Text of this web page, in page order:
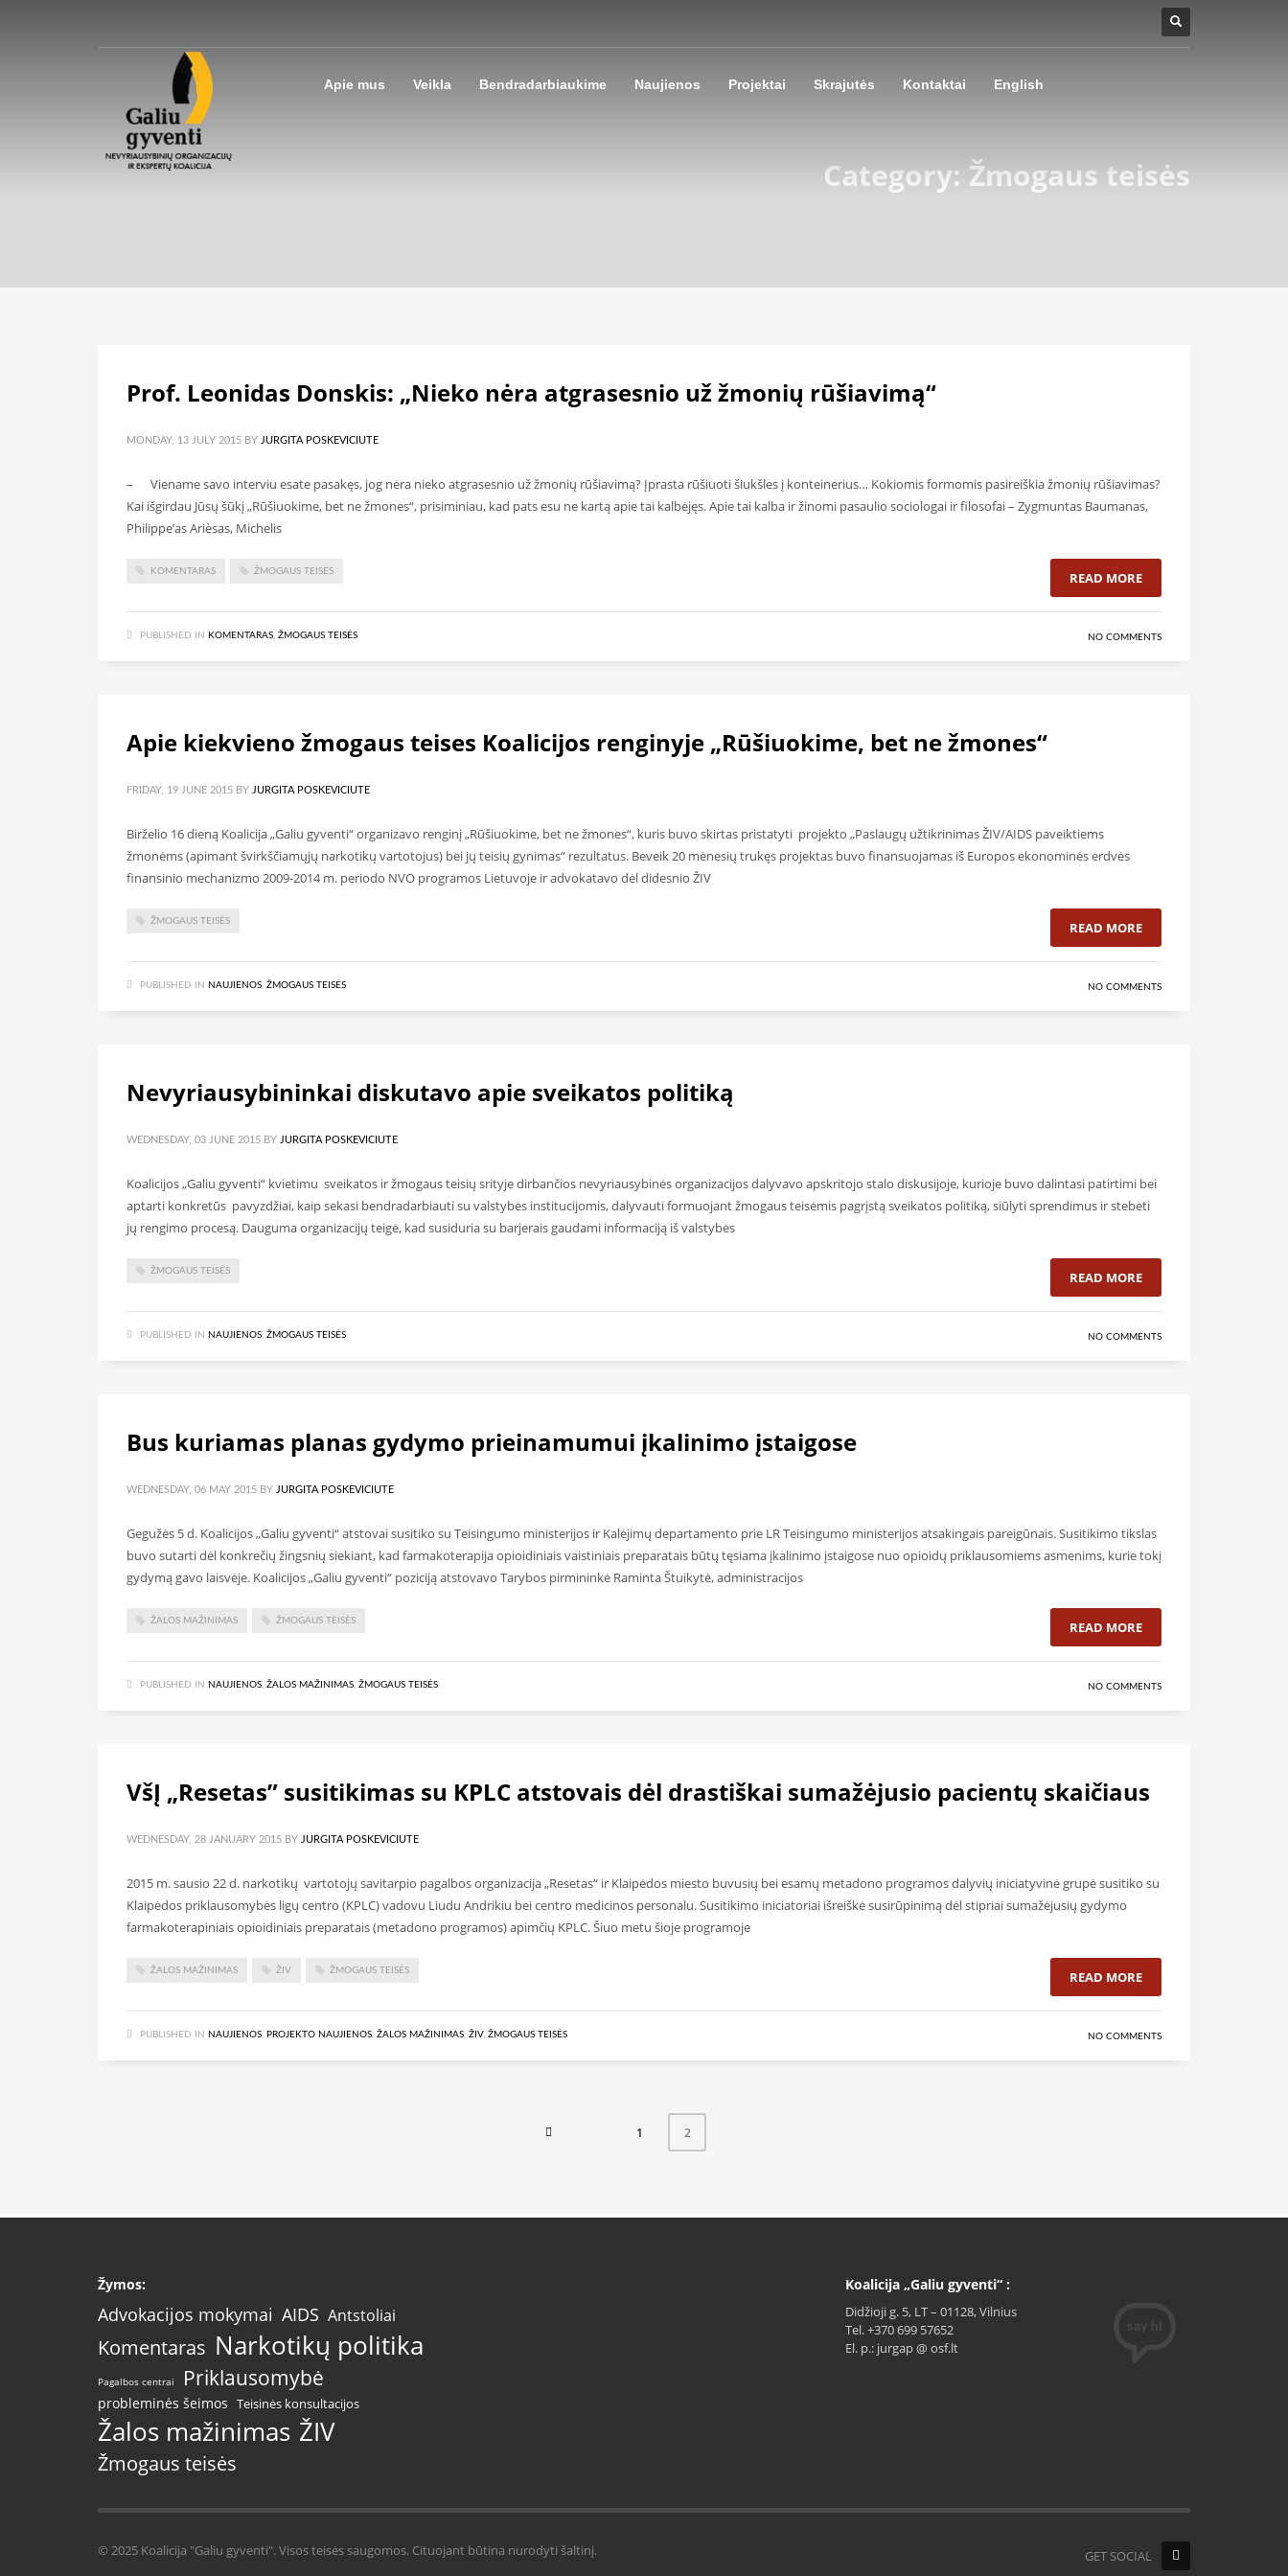
Apie mus Veikla Bendradarbiaukime Naujienos Projektai Skrajutės Kontaktai English
Category: Žmogaus teisės
Prof. Leonidas Donskis: „Nieko nėra atgrasesnio už žmonių rūšiavimą“
MONDAY, 13 JULY 2015 BY JURGITA POSKEVICIUTE
– Viename savo interviu esate pasakęs, jog nėra nieko atgrasesnio už žmonių rūšiavimą? Įprasta rūšiuoti šiukšles į konteinerius… Kokiomis formomis pasireiškia žmonių rūšiavimas?
Kai išgirdau Jūsų šūkį „Rūšiuokime, bet ne žmones“, prisiminiau, kad pats esu ne kartą apie tai kalbėjęs. Apie tai kalba ir žinomi pasaulio sociologai ir filosofai – Zygmuntas Baumanas,
Philippe’as Arièsas, Michelis
KOMENTARAS ŽMOGAUS TEISĖS READ MORE
PUBLISHED IN KOMENTARAS, ŽMOGAUS TEISĖS NO COMMENTS
Apie kiekvieno žmogaus teises Koalicijos renginyje „Rūšiuokime, bet ne žmones“
FRIDAY, 19 JUNE 2015 BY JURGITA POSKEVICIUTE
Birželio 16 dieną Koalicija „Galiu gyventi“ organizavo renginį „Rūšiuokime, bet ne žmones“, kuris buvo skirtas pristatyti projekto „Paslaugų užtikrinimas ŽIV/AIDS paveiktiems
žmonėms (apimant švirkščiamųjų narkotikų vartotojus) bei jų teisių gynimas“ rezultatus. Beveik 20 mėnesių trukęs projektas buvo finansuojamas iš Europos ekonominės erdvės
finansinio mechanizmo 2009-2014 m. periodo NVO programos Lietuvoje ir advokatavo dėl didesnio ŽIV
ŽMOGAUS TEISĖS READ MORE
PUBLISHED IN NAUJIENOS, ŽMOGAUS TEISĖS NO COMMENTS
Nevyriausybininkai diskutavo apie sveikatos politiką
WEDNESDAY, 03 JUNE 2015 BY JURGITA POSKEVICIUTE
Koalicijos „Galiu gyventi“ kvietimu sveikatos ir žmogaus teisių srityje dirbančios nevyriausybinės organizacijos dalyvavo apskritojo stalo diskusijoje, kurioje buvo dalintasi patirtimi bei
aptarti konkretūs pavyzdžiai, kaip sekasi bendradarbiauti su valstybės institucijomis, dalyvauti formuojant žmogaus teisėmis pagrįstą sveikatos politiką, siūlyti sprendimus ir stebėti
jų rengimo procesą. Dauguma organizacijų teigė, kad susiduria su barjerais gaudami informaciją iš valstybės
ŽMOGAUS TEISĖS READ MORE
PUBLISHED IN NAUJIENOS, ŽMOGAUS TEISĖS NO COMMENTS
Bus kuriamas planas gydymo prieinamumui įkalinimo įstaigose
WEDNESDAY, 06 MAY 2015 BY JURGITA POSKEVICIUTE
Gegužės 5 d. Koalicijos „Galiu gyventi“ atstovai susitiko su Teisingumo ministerijos ir Kalėjimų departamento prie LR Teisingumo ministerijos atsakingais pareigūnais. Susitikimo tikslas
buvo sutarti dėl konkrečių žingsnių siekiant, kad farmakoterapija opioidiniais vaistiniais preparatais būtų tęsiama įkalinimo įstaigose nuo opioidų priklausomiems asmenims, kurie tokį
gydymą gavo laisvėje. Koalicijos „Galiu gyventi“ poziciją atstovavo Tarybos pirmininkė Raminta Štuikytė, administracijos
ŽALOS MAŽINIMAS ŽMOGAUS TEISĖS READ MORE
PUBLISHED IN NAUJIENOS, ŽALOS MAŽINIMAS, ŽMOGAUS TEISĖS NO COMMENTS
VšĮ „Resetas” susitikimas su KPLC atstovais dėl drastiškai sumažėjusio pacientų skaičiaus
WEDNESDAY, 28 JANUARY 2015 BY JURGITA POSKEVICIUTE
2015 m. sausio 22 d. narkotikų vartotojų savitarpio pagalbos organizacija „Resetas“ ir Klaipėdos miesto buvusių bei esamų metadono programos dalyvių iniciatyvinė grupė susitiko su
Klaipėdos priklausomybės ligų centro (KPLC) vadovu Liudu Andrikiu bei centro medicinos personalu. Susitikimo iniciatoriai išreiškė susirūpinimą dėl stipriai sumažėjusių gydymo
farmakoterapiniais opioidiniais preparatais (metadono programos) apimčių KPLC. Šiuo metu šioje programoje
ŽALOS MAŽINIMAS ŽIV ŽMOGAUS TEISĖS READ MORE
PUBLISHED IN NAUJIENOS, PROJEKTO NAUJIENOS, ŽALOS MAŽINIMAS, ŽIV, ŽMOGAUS TEISĖS NO COMMENTS
1 2
Žymos:
Advokacijos mokymai AIDS Antstoliai
Komentaras Narkotikų politika
Pagalbos centrai Priklausomybė
probleminės šeimos Teisinės konsultacijos
Žalos mažinimas ŽIV
Žmogaus teisės
Koalicija „Galiu gyventi“ :
Didžioji g. 5, LT – 01128, Vilnius
Tel. +370 699 57652
El. p.: jurgap @ osf.lt
GET SOCIAL
© 2025 Koalicija "Galiu gyventi". Visos teisės saugomos. Cituojant būtina nurodyti šaltinį.